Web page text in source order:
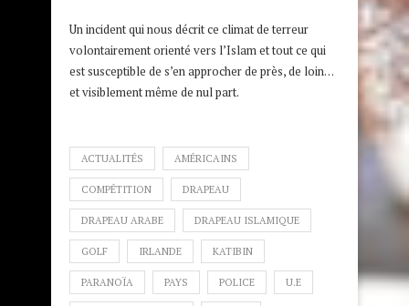
Un incident qui nous décrit ce climat de terreur
volontairement orienté vers l’Islam et tout ce qui
est susceptible de s’en approcher de près, de loin…
et visiblement même de nul part.
ACTUALITÉS AMÉRICAINS
COMPÉTITION DRAPEAU
DRAPEAU ARABE DRAPEAU ISLAMIQUE
GOLF IRLANDE KATIBIN
PARANOÏA PAYS POLICE U.E